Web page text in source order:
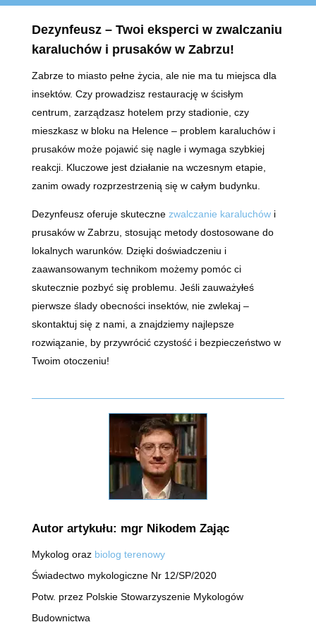
Dezynfeusz – Twoi eksperci w zwalczaniu
karaluchów i prusaków w Zabrzu!
Zabrze to miasto pełne życia, ale nie ma tu miejsca dla
insektów. Czy prowadzisz restaurację w ścisłym
centrum, zarządzasz hotelem przy stadionie, czy
mieszkasz w bloku na Helence – problem karaluchów i
prusaków może pojawić się nagle i wymaga szybkiej
reakcji. Kluczowe jest działanie na wczesnym etapie,
zanim owady rozprzestrzenią się w całym budynku.
Dezynfeusz oferuje skuteczne zwalczanie karaluchówi
prusaków w Zabrzu, stosując metody dostosowane do
lokalnych warunków. Dzięki doświadczeniu i
zaawansowanym technikom możemy pomóc ci
skutecznie pozbyć się problemu. Jeśli zauważyłeś
pierwsze ślady obecności insektów, nie zwlekaj –
skontaktuj się z nami, a znajdziemy najlepsze
rozwiązanie, by przywrócić czystość i bezpieczeństwo w
Twoim otoczeniu!
Autor artykułu: mgr Nikodem Zając
Mykolog oraz biolog terenowy
Świadectwo mykologiczne Nr 12/SP/2020
Potw. przez Polskie Stowarzyszenie Mykologów
Budownictwa